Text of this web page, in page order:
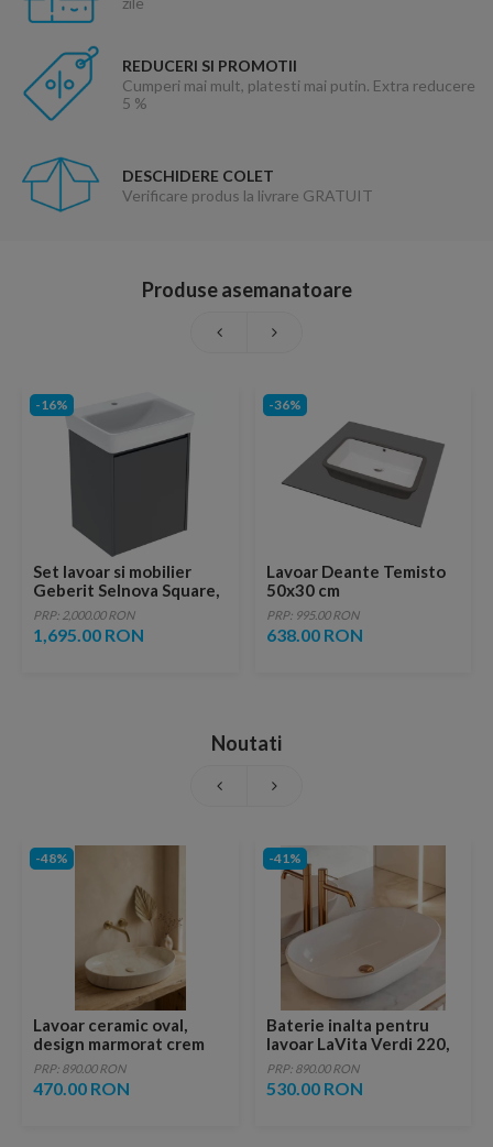
REDUCERI SI PROMOTII
Cumperi mai mult, platesti mai putin. Extra reducere
5 %
DESCHIDERE COLET
Verificare produs la livrare GRATUIT
Produse asemanatoare
-16%
Set lavoar si mobilier
Geberit Selnova Square,
55x44x70 cm, lava mat
PRP: 2,000.00 RON
1,695.00 RON
-36%
Lavoar Deante Temisto
50x30 cm
dreptunghiular sub blat
alb
PRP: 995.00 RON
638.00 RON
Noutati
-48%
Lavoar ceramic oval,
design marmorat crem
lucios cu vene aurii,
ventil inclus
PRP: 890.00 RON
470.00 RON
-41%
Baterie inalta pentru
lavoar LaVita Verdi 220,
fara ventil, brushed
copper
PRP: 890.00 RON
530.00 RON